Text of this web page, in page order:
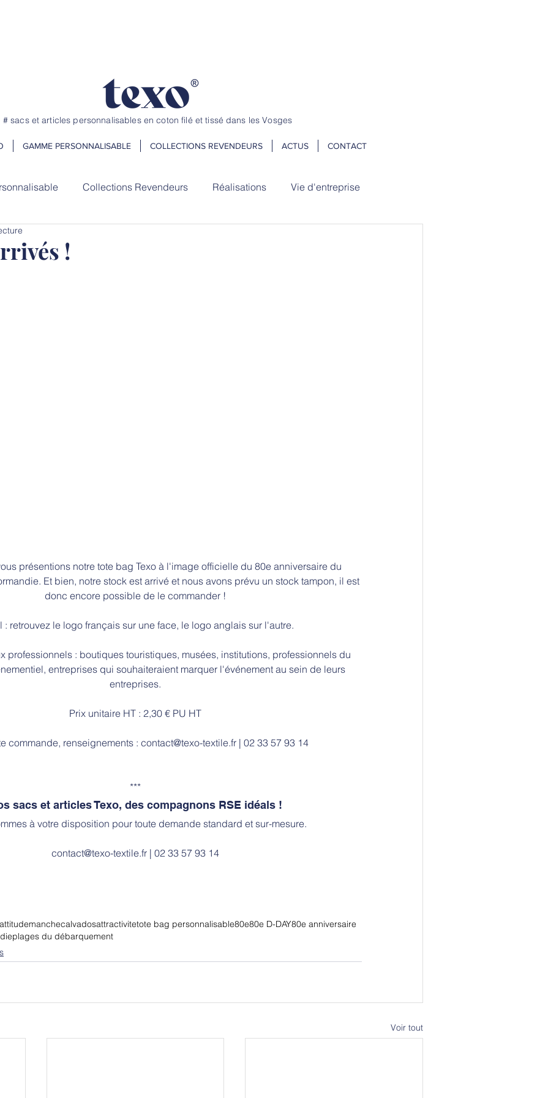
# sacs et articles personnalisables en coton filé et tissé dans les Vosges
GAMME PERSONNALISABLE COLLECTIONS REVENDEURS ACTUS CONTACT
Collections Revendeurs Réalisations Vie d'entreprise
!
présentions notre tote bag Texo à l'image officielle du 80e anniversaire du
Et bien, notre stock est arrivé et nous avons prévu un stock tampon, il est
donc encore possible de le commander !
: retrouvez le logo français sur une face, le logo anglais sur l'autre.
professionnels : boutiques touristiques, musées, institutions, professionnels du
entreprises qui souhaiteraient marquer l'événement au sein de leurs
entreprises.
Prix unitaire HT : 2,30 € PU HT
commande, renseignements : contact@texo-textile.fr | 02 33 57 93 14
***
sacs et articles Texo, des compagnons RSE idéals !
à votre disposition pour toute demande standard et sur-mesure.
contact@texo-textile.fr | 02 33 57 93 14
attitudemanchecalvadosattractivitetote bag personnalisable80e80e D-DAY80e anniversaire
plages du débarquement
Voir tout